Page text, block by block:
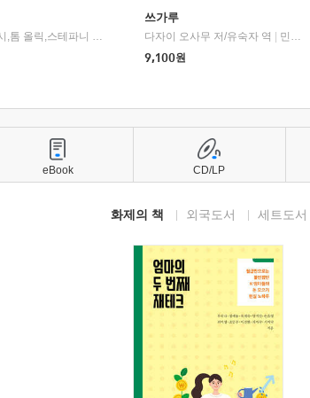
제이미 러시,톰 올릭,스테파니 플랜더스 편저/임경은 역/박정호 감수 |
교보문고
쓰가루
다자이 오사무 저/유숙자 역
민음사
9,100원
화제의 책 외국도서 세트도서
eBook CD/LP